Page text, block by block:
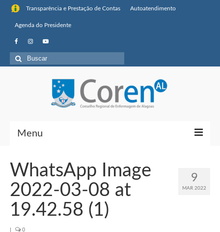
Transparência e Prestação de Contas Autoatendimento
Agenda do Presidente
Buscar
por:
Menu
Sobre o Coren-AL
Missão, visão de futuro e valores
Organograma
9
MAR 2022
WhatsApp Image
2022-03-08 at
19.42.58 (1)
| 0